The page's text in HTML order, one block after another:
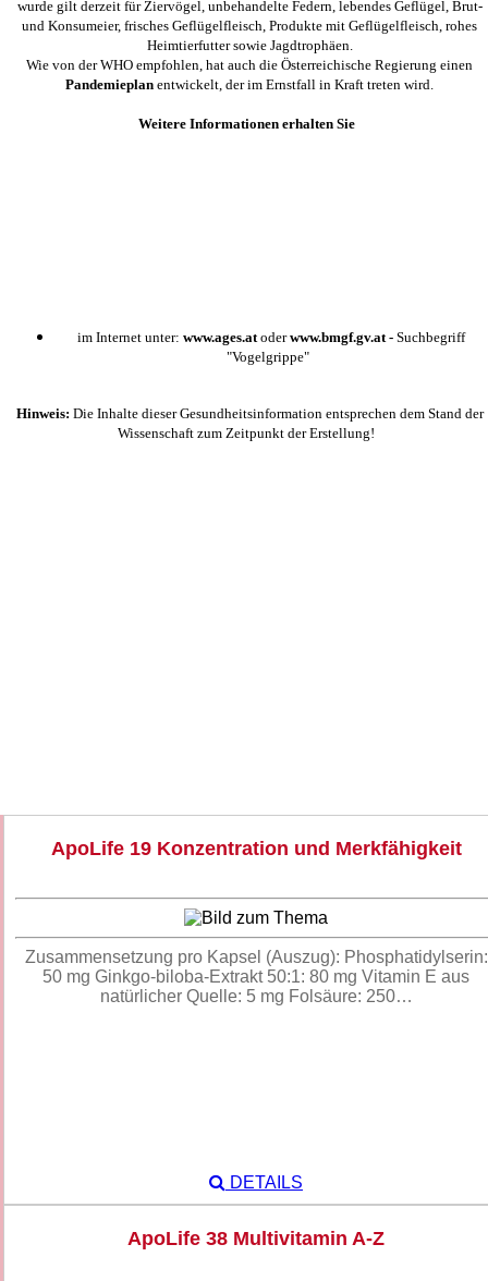
wurde gilt derzeit für Ziervögel, unbehandelte Federn, lebendes Geflügel, Brut-
und Konsumeier, frisches Geflügelfleisch, Produkte mit Geflügelfleisch, rohes
Heimtierfutter sowie Jagdtrophäen.
Wie von der WHO empfohlen, hat auch die Österreichische Regierung einen
Pandemieplan entwickelt, der im Ernstfall in Kraft treten wird.
Weitere Informationen erhalten Sie
im Internet unter: www.ages.atoderwww.bmgf.gv.at - Suchbegriff
"Vogelgrippe"
Hinweis: Die Inhalte dieser Gesundheitsinformation entsprechen dem Stand der
Wissenschaft zum Zeitpunkt der Erstellung!
ApoLife 19 Konzentration und Merkfähigkeit
Zusammensetzung pro Kapsel (Auszug): Phosphatidylserin:
50 mg Ginkgo-biloba-Extrakt 50:1: 80 mg Vitamin E aus
natürlicher Quelle: 5 mg Folsäure: 250…
DETAILS
ApoLife 38 Multivitamin A-Z